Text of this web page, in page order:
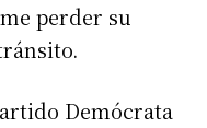
perder su
Demócrata